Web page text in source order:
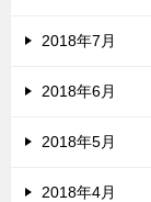
2018年7月
2018年6月
2018年5月
2018年4月